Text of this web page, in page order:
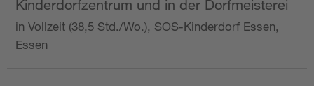
Kinderdorfzentrum und in der Dorfmeisterei
in Vollzeit (38,5 Std./Wo.), SOS-Kinderdorf Essen,
Essen